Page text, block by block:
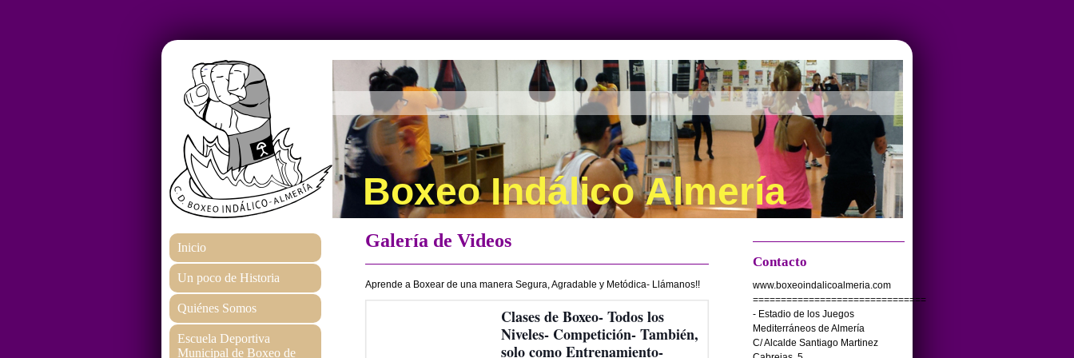
Boxeo Indálico Almería
Inicio
Un poco de Historia
Quiénes Somos
Escuela Deportiva
Municipal de Boxeo de
Galería de Videos
Aprende a Boxear de una manera Segura, Agradable y Metódica- Llámanos!!
Clases de Boxeo- Todos los
Niveles- Competición- También,
solo como Entrenamiento-
Contacto
www.boxeoindalicoalmeria.com
===============================
- Estadio de los Juegos
Mediterráneos de Almería
C/ Alcalde Santiago Martinez